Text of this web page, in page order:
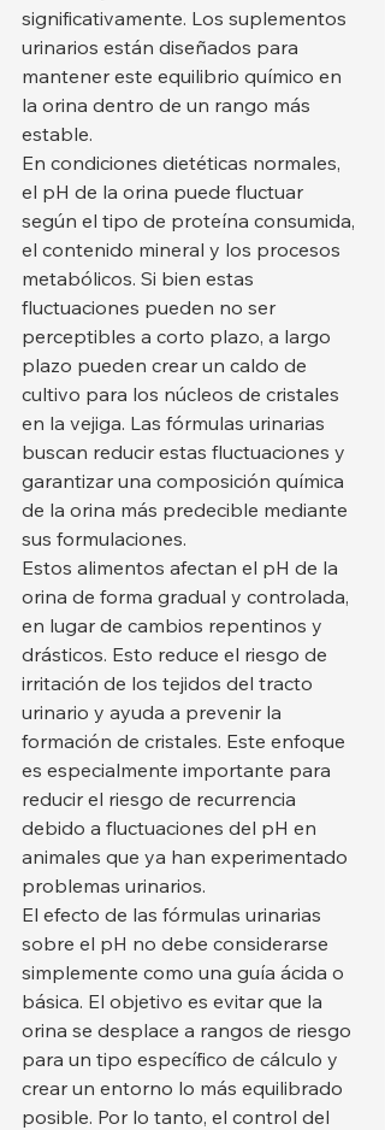
significativamente. Los suplementos
urinarios están diseñados para
mantener este equilibrio químico en
la orina dentro de un rango más
estable.
En condiciones dietéticas normales,
el pH de la orina puede fluctuar
según el tipo de proteína consumida,
el contenido mineral y los procesos
metabólicos. Si bien estas
fluctuaciones pueden no ser
perceptibles a corto plazo, a largo
plazo pueden crear un caldo de
cultivo para los núcleos de cristales
en la vejiga. Las fórmulas urinarias
buscan reducir estas fluctuaciones y
garantizar una composición química
de la orina más predecible mediante
sus formulaciones.
Estos alimentos afectan el pH de la
orina de forma gradual y controlada,
en lugar de cambios repentinos y
drásticos. Esto reduce el riesgo de
irritación de los tejidos del tracto
urinario y ayuda a prevenir la
formación de cristales. Este enfoque
es especialmente importante para
reducir el riesgo de recurrencia
debido a fluctuaciones del pH en
animales que ya han experimentado
problemas urinarios.
El efecto de las fórmulas urinarias
sobre el pH no debe considerarse
simplemente como una guía ácida o
básica. El objetivo es evitar que la
orina se desplace a rangos de riesgo
para un tipo específico de cálculo y
crear un entorno lo más equilibrado
posible. Por lo tanto, el control del